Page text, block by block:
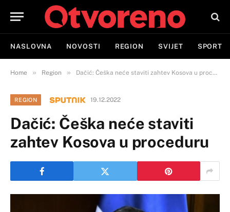
NASLOVNA NOVOSTI REGION SVIJET SPORT
Home » Region » Dačić: Češka neće staviti zahtev Kosova u proceduru
REGION 19.12.2022
Dačić: Češka neće staviti
zahtev Kosova u proceduru